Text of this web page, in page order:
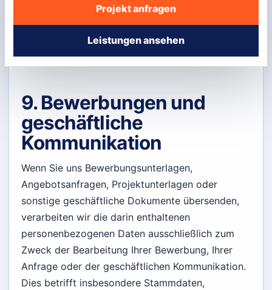
hierfür eine Einwilligung erforderlich ist. Soweit
solche Dienste eingesetzt werden, sollte diese
Datenschutzerklärung um die jeweils konkreten
Angaben ergänzt werden.
9. Bewerbungen und
geschäftliche
Kommunikation
Wenn Sie uns Bewerbungsunterlagen,
Angebotsanfragen, Projektunterlagen oder
sonstige geschäftliche Dokumente übersenden,
verarbeiten wir die darin enthaltenen
personenbezogenen Daten ausschließlich zum
Zweck der Bearbeitung Ihrer Bewerbung, Ihrer
Anfrage oder der geschäftlichen Kommunikation.
Dies betrifft insbesondere Stammdaten,
Projekt anfragen
Leistungen ansehen